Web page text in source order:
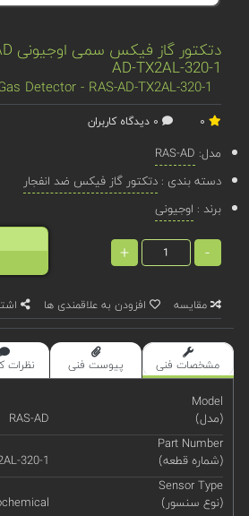
AD-TX2AL-320-1
Detector - RAS-AD-TX2AL-320-1
مدل: RAS-AD
دسته بندی :دتکتور گاز فیکس ضد انفجار
برند : اوجیونی
-
+
مقایسه افزودن به علاقمندی ها
مشخصات فنی پیوست فنی نظرات
Model
(مدل)
RAS-AD
Part Number
(شماره قطعه)
320-1
Sensor Type
(نوع سنسور)